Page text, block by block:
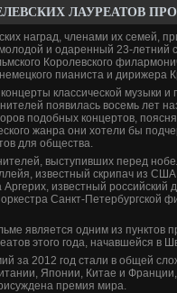
ЛАУРЕАТОВ
наград, членами их семей,
и одаренный 23-летний
Королевского
пианиста и дирижера
классической музыки
появилась восемь лет
подобных концертов,
жанра они хотели бы
для общества.
выступивших перед
изве­стный скрипач из
Аргерих, изве­стный российский
Санкт-Петербургской
является одним из пунктов
этого года, начавшейся в
за 2012 год стали в общей
Японии, Китае и Франции,
премия мира.